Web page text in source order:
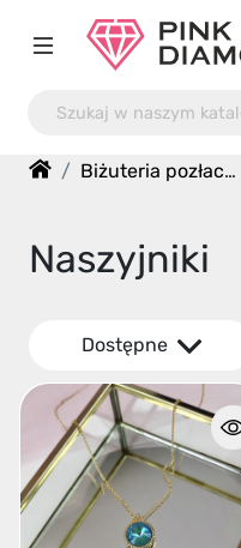
Biżuteria pozłacana
Naszyjniki
Dostępne